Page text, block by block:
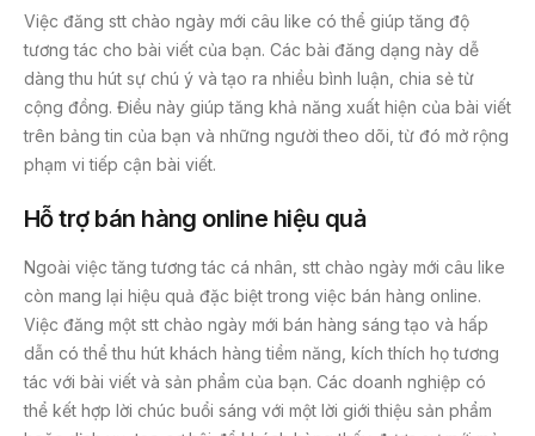
Việc đăng stt chào ngày mới câu like có thể giúp tăng độ
tương tác cho bài viết của bạn. Các bài đăng dạng này dễ
dàng thu hút sự chú ý và tạo ra nhiều bình luận, chia sẻ từ
cộng đồng. Điều này giúp tăng khả năng xuất hiện của bài viết
trên bảng tin của bạn và những người theo dõi, từ đó mở rộng
phạm vi tiếp cận bài viết.
Hỗ trợ bán hàng online hiệu quả
Ngoài việc tăng tương tác cá nhân, stt chào ngày mới câu like
còn mang lại hiệu quả đặc biệt trong việc bán hàng online.
Việc đăng một stt chào ngày mới bán hàng sáng tạo và hấp
dẫn có thể thu hút khách hàng tiềm năng, kích thích họ tương
tác với bài viết và sản phẩm của bạn. Các doanh nghiệp có
thể kết hợp lời chúc buổi sáng với một lời giới thiệu sản phẩm